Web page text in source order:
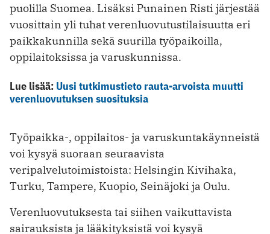
puolilla Suomea. Lisäksi Punainen Risti järjestää
vuosittain yli tuhat verenluovutustilaisuutta eri
paikkakunnilla sekä suurilla työpaikoilla,
oppilaitoksissa ja varuskunnissa.
Lue lisää: Uusi tutkimustieto rauta-arvoista muutti
verenluovutuksen suosituksia
Työpaikka-, oppilaitos- ja varuskuntakäynneistä
voi kysyä suoraan seuraavista
veripalvelutoimistoista: Helsingin Kivihaka,
Turku, Tampere, Kuopio, Seinäjoki ja Oulu.
Verenluovutuksesta tai siihen vaikuttavista
sairauksista ja lääkityksistä voi kysyä